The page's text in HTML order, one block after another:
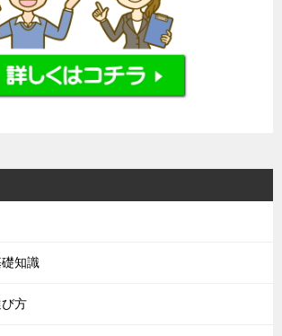
知識
方